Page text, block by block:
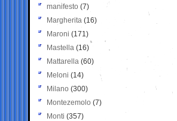
manifesto (7)
Margherita (16)
Maroni (171)
Mastella (16)
Mattarella (60)
Meloni (14)
Milano (300)
Montezemolo (7)
Monti (357)